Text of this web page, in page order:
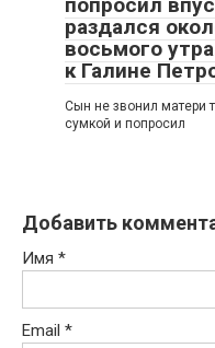
попросил
раздался
восьмого
к Галине
Сын не звонил матери
сумкой и попросил
Добавить
Имя *
Email *